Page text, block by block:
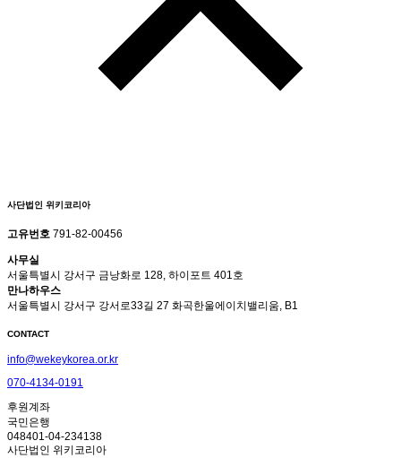
사단법인 위키코리아
고유번호 791-82-00456
사무실
서울특별시 강서구 금낭화로 128, 하이포트 401호
만나하우스
서울특별시 강서구 강서로33길 27 화곡한울에이치밸리움, B1
CONTACT
info@wekeykorea.or.kr
070-4134-0191
후원계좌
국민은행
048401-04-234138
사단법인 위키코리아